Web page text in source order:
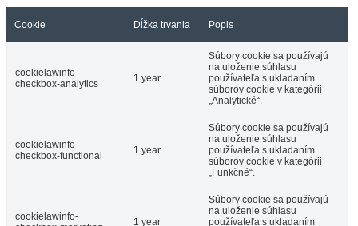
Cookie Dĺžka trvania Popis
cookielawinfo-
checkbox-analytics
1 year
Súbory cookie sa používajú
na uloženie súhlasu
používateľa s ukladaním
súborov cookie v kategórii
„Analytické“.
cookielawinfo-
checkbox-functional
1 year
Súbory cookie sa používajú
na uloženie súhlasu
používateľa s ukladaním
súborov cookie v kategórii
„Funkčné“.
cookielawinfo-
1 year
Súbory cookie sa používajú
na uloženie súhlasu
používateľa s ukladaním